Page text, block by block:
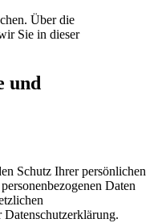
Über die
Sie in dieser
und
Schutz Ihrer persönlichen
Daten